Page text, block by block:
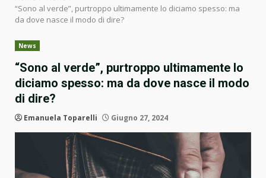
“Sono al verde”, purtroppo ultimamente lo diciamo spesso: ma
da dove nasce il modo di dire?
News
“Sono al verde”, purtroppo ultimamente lo
diciamo spesso: ma da dove nasce il modo
di dire?
Emanuela Toparelli Giugno 27, 2024